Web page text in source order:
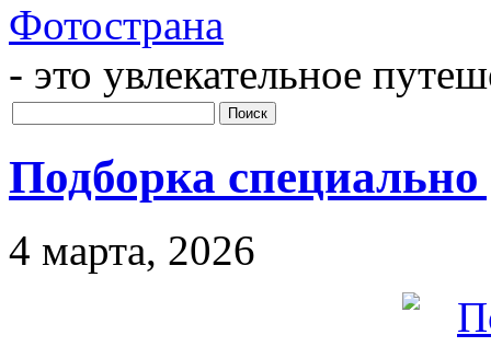
Фотострана
- это увлекательное
Подборка специально
4 марта, 2026